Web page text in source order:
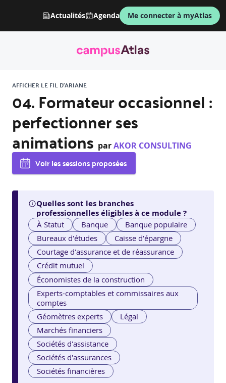
Actualités Agenda Me connecter à myAtlas
AFFICHER LE FIL D'ARIANE
04. Formateur occasionnel :
perfectionner ses
animations parAKOR CONSULTING
Voir les sessions proposées
Quelles sont les branches
professionnelles éligibles à ce module ?
À Statut Banque
Banque populaire
Bureaux d'études
Caisse d'épargne
Courtage d'assurance et de réassurance
Crédit mutuel
Économistes de la construction
Experts-comptables et commissaires aux
comptes
Géomètres experts
Légal
Marchés financiers
Sociétés d'assistance
Sociétés d'assurances
Sociétés financières